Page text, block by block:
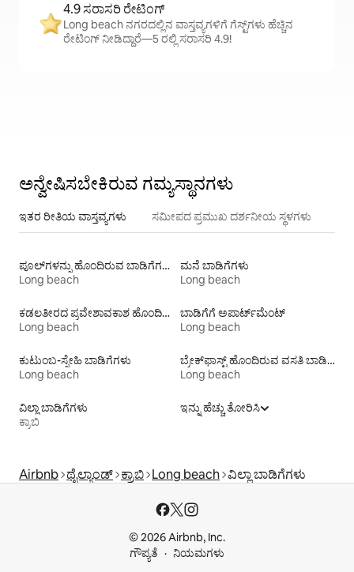
4.9 ಸರಾಸರಿ ರೇಟಿಂಗ್
Long beach ನಗರದಲ್ಲಿನ ವಾಸ್ತವ್ಯಗಳಿಗೆ ಗೆಸ್ಟ್‌ಗಳು ಹೆಚ್ಚಿನ
ರೇಟಿಂಗ್ ನೀಡಿದ್ದಾರೆ—5 ರಲ್ಲಿ ಸರಾಸರಿ 4.9!
ಅನ್ವೇಷಿಸಬೇಕಿರುವ ಗಮ್ಯಸ್ಥಾನಗಳು
ಇತರ ರೀತಿಯ ವಾಸ್ತವ್ಯಗಳು ಸಮೀಪದ ಪ್ರಮುಖ ದರ್ಶನೀಯ ಸ್ಥಳಗಳು
ಪೂಲ್‍ಗಳನ್ನು ಹೊಂದಿರುವ ಬಾಡಿಗೆಗಳು
Long beach
ಮನೆ ಬಾಡಿಗೆಗಳು
Long beach
ಕಡಲತೀರದ ಪ್ರವೇಶಾವಕಾಶ ಹೊಂದಿರುವ ವಸತಿ ಬಾಡಿಗೆಗಳು
Long beach
ಬಾಡಿಗೆಗೆ ಅಪಾರ್ಟ್‌ಮೆಂಟ್‌
Long beach
ಕುಟುಂಬ-ಸ್ನೇಹಿ ಬಾಡಿಗೆಗಳು
Long beach
ಬ್ರೇಕ್‍‍ಫಾಸ್ಟ್ ಹೊಂದಿರುವ ವಸತಿ ಬಾಡಿಗೆಗಳು
Long beach
ವಿಲ್ಲಾ ಬಾಡಿಗೆಗಳು
ಕ್ರಾಬಿ
ಇನ್ನು ಹೆಚ್ಚು ತೋರಿಸಿ
Airbnb ಥೈಲ್ಯಾಂಡ್ ಕ್ರಾಬಿ Long beach ವಿಲ್ಲಾ ಬಾಡಿಗೆಗಳು
© 2026 Airbnb, Inc.
ಗೌಪ್ಯತೆ
ನಿಯಮಗಳು